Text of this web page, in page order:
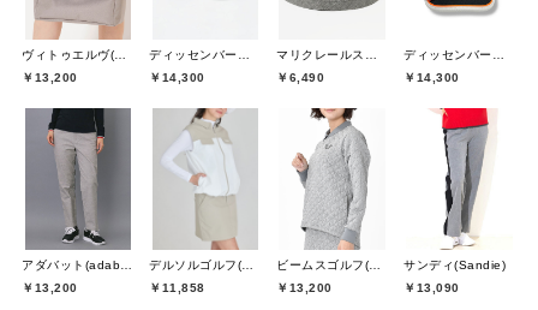
ヴィトゥエルヴ(V12)
￥13,200
ディッセンバーメイ(DECEMBERMAY)
￥14,300
マリクレールスポール(marie claire sport)
￥6,490
ディッセンバーメイ(DECEMBERMAY)
￥14,300
アダバット(adabat)
￥13,200
デルソルゴルフ(DELSOL GOLF)
￥11,858
ビームスゴルフ(BEAMS GOLF)
￥13,200
サンディ(Sandie)
￥13,090